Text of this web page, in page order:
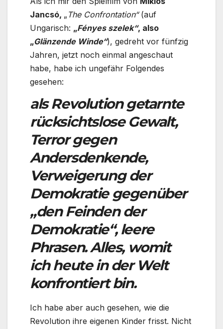
Jancsó, „ The Confrontation“(auf
Ungarisch: „Fényes szelek“, also
„Glänzende Winde“), gedreht vor fünfzig
Jahren, jetzt noch einmal angeschaut
habe, habe ich ungefähr Folgendes
gesehen:
als Revolution getarnte
rücksichtslose Gewalt,
Terror gegen
Andersdenkende,
Verweigerung der
Demokratie gegenüber
„den Feinden der
Demokratie“, leere
Phrasen. Alles, womit
ich heute in der Welt
konfrontiert bin.
Ich habe aber auch gesehen, wie die
Revolution ihre eigenen Kinder frisst. Nicht